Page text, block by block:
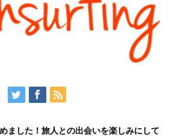
ました！旅人との出会いを楽しみにして